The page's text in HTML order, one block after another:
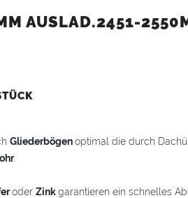
AUSLAD.2451-
Gliederbögenoptimal die durch
.
oder Zinkgarantieren ein schnelles